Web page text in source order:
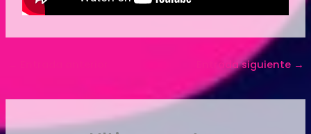
Entrada siguiente →